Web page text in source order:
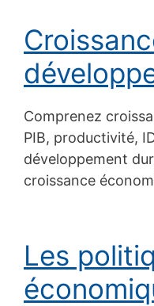
Comprenez
PIB, productivité,
développement
croissance
Les